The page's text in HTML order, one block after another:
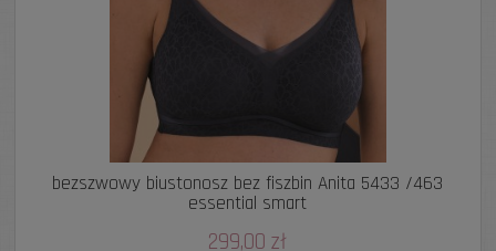
bezszwowy biustonosz bez fiszbin Anita 5433 /463
essential smart
299,00 zł